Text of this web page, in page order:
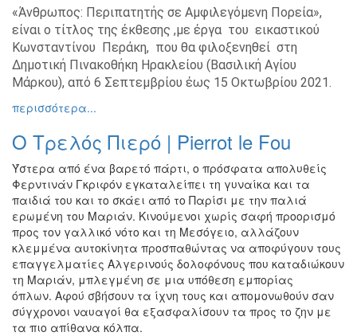
«Άνθρωπος: Περιπατητής σε Αμφιλεγόμενη Πορεία»,
είναι ο τίτλος της έκθεσης ,με έργα του εικαστικού
Κωνσταντίνου Περάκη, που θα φιλοξενηθεί στη
Δημοτική Πινακοθήκη Ηρακλείου (Βασιλική Αγίου
Μάρκου), από 6 Σεπτεμβρίου έως 15 Οκτωβρίου 2021.
περισσότερα...
Ο Τρελός Πιερό | Pierrot le Fou
Ύστερα από ένα βαρετό πάρτι, ο πρόσφατα απολυθείς
Φερντινάν Γκριφόν εγκαταλείπει τη γυναίκα και τα
παιδιά του και το σκάει από το Παρίσι με την παλιά
ερωμένη του Μαριάν. Κινούμενοι χωρίς σαφή προορισμό
προς τον γαλλικό νότο και τη Μεσόγειο, αλλάζουν
κλεμμένα αυτοκίνητα προσπαθώντας να αποφύγουν τους
επαγγελματίες Αλγερινούς δολοφόνους που καταδιώκουν
τη Μαριάν, μπλεγμένη σε μια υπόθεση εμπορίας
όπλων. Αφού σβήσουν τα ίχνη τους και απομονωθούν σαν
σύγχρονοι ναυαγοί θα εξασφαλίσουν τα προς το ζην με
τα πιο απίθανα κόλπα.